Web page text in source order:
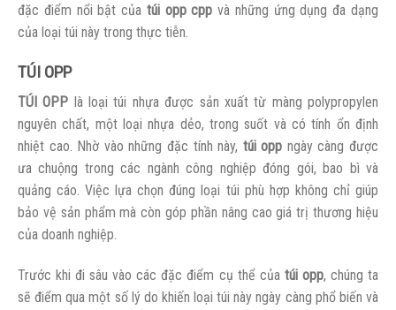
đặc điểm nổi bật của túi opp cpp và những ứng dụng đa dạng
của loại túi này trong thực tiễn.
TÚI OPP
TÚI OPP là loại túi nhựa được sản xuất từ màng polypropylen
nguyên chất, một loại nhựa dẻo, trong suốt và có tính ổn định
nhiệt cao. Nhờ vào những đặc tính này, túi opp ngày càng được
ưa chuộng trong các ngành công nghiệp đóng gói, bao bì và
quảng cáo. Việc lựa chọn đúng loại túi phù hợp không chỉ giúp
bảo vệ sản phẩm mà còn góp phần nâng cao giá trị thương hiệu
của doanh nghiệp.
Trước khi đi sâu vào các đặc điểm cụ thể của túi opp, chúng ta
sẽ điểm qua một số lý do khiến loại túi này ngày càng phổ biến và